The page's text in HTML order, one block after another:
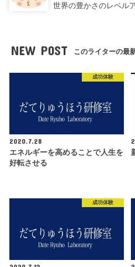
世界の豊かさのレベル
NEW POST このライターの最
成功体験
2020.7.28
エネルギーを高めることで人生を
好転させる
成功体験